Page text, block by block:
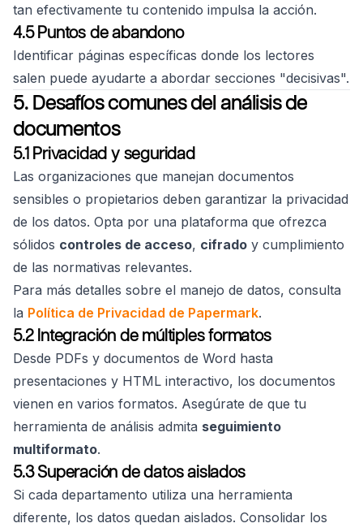
tan efectivamente tu contenido impulsa la acción.
4.5 Puntos de abandono
Identificar páginas específicas donde los lectores
salen puede ayudarte a abordar secciones "decisivas".
5. Desafíos comunes del análisis de
documentos
5.1 Privacidad y seguridad
Las organizaciones que manejan documentos
sensibles o propietarios deben garantizar la privacidad
de los datos. Opta por una plataforma que ofrezca
sólidos controles de acceso, cifrado y cumplimiento
de las normativas relevantes.
Para más detalles sobre el manejo de datos, consulta
la Política de Privacidad de Papermark.
5.2 Integración de múltiples formatos
Desde PDFs y documentos de Word hasta
presentaciones y HTML interactivo, los documentos
vienen en varios formatos. Asegúrate de que tu
herramienta de análisis admita seguimiento
multiformato.
5.3 Superación de datos aislados
Si cada departamento utiliza una herramienta
diferente, los datos quedan aislados. Consolidar los